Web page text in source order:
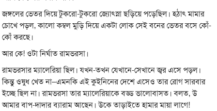
জঙ্গলের ভেতর দিয়ে টুকরো-টুকরো জ্যোৎস্না ছড়িয়ে পড়েছিল। হঠাৎ মামার
চোখে পড়ল, কালো কম্বল মুড়ি দিয়ে একটা লোক সেই বনের ভেতর বসে কোঁ-
কোঁ করছে।
আর কে! ওটা নির্ঘাত রামভরসা।
রামভরসার ম্যালেরিয়া ছিল। যখন-তখন যেখানে-সেখানে জ্বর এসে পড়ল।
কিন্তু ওষুধ খেত না–এমনকি এই কুইনিনের দেশে এসেও তার রোগ সারবার
ইচ্ছে ছিল না। রামভরসা তার ম্যালেরিয়াকে বড্ড ভালোবাসত। বলত, উ
আমার বাপ-দাদার ব্যারাম আছেন। উকে তাড়াইতে হামার মায়া লাগে!